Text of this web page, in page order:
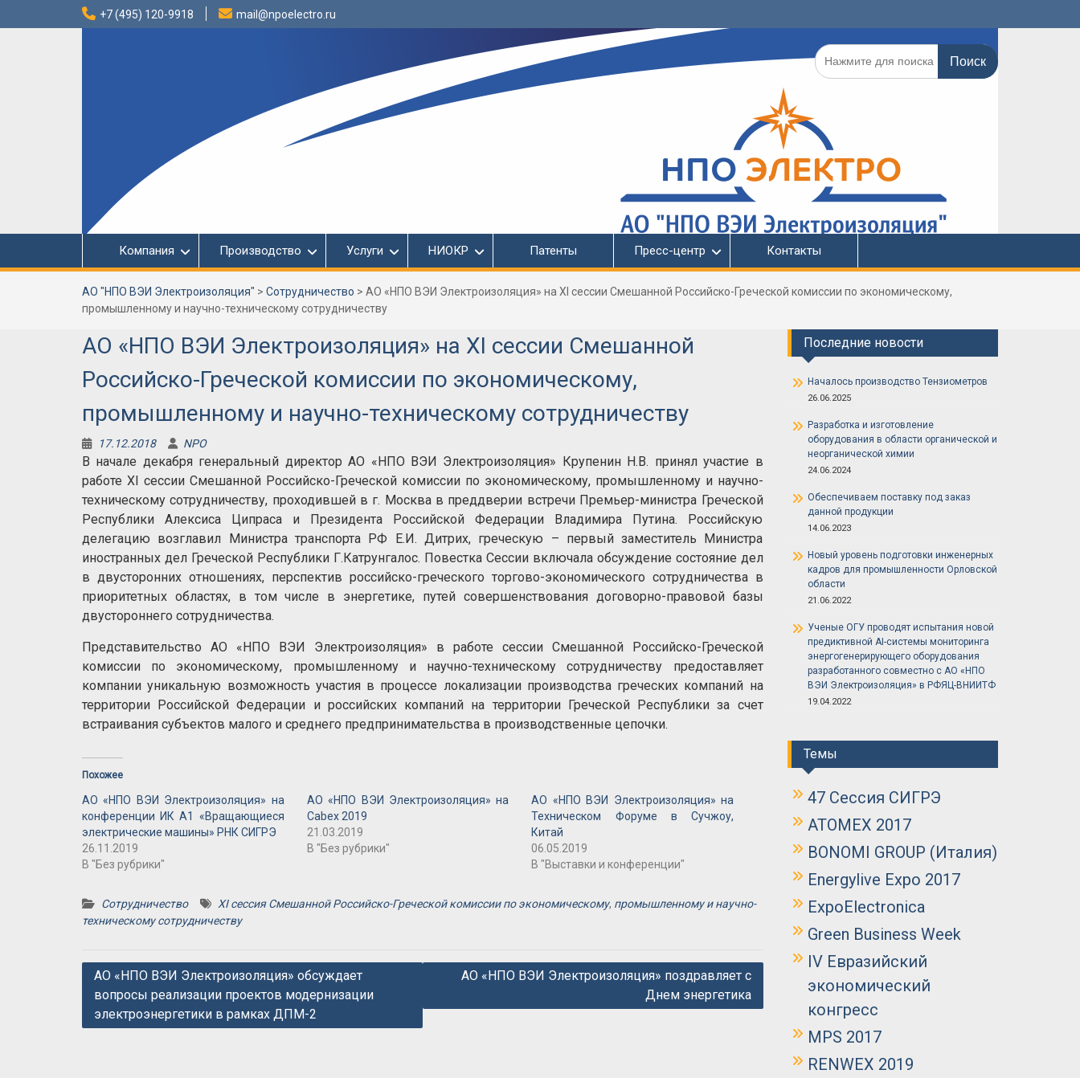
+7 (495) 120-9918 mail@npoelectro.ru
Поиск
по:
Компания Производство Услуги НИОКР Патенты Пресс-центр Контакты
АО "НПО ВЭИ Электроизоляция" > Сотрудничество > АО «НПО ВЭИ Электроизоляция» на XI сессии Смешанной Российско-Греческой комиссии по экономическому,
промышленному и научно-техническому сотрудничеству
АО «НПО ВЭИ Электроизоляция» на XI сессии Смешанной
Российско-Греческой комиссии по экономическому,
промышленному и научно-техническому сотрудничеству
17.12.2018 NPO
В начале декабря генеральный директор АО «НПО ВЭИ Электроизоляция» Крупенин Н.В. принял участие в
работе XI сессии Смешанной Российско-Греческой комиссии по экономическому, промышленному и научно-
техническому сотрудничеству, проходившей в г. Москва в преддверии встречи Премьер-министра Греческой
Республики Алексиса Ципраса и Президента Российской Федерации Владимира Путина. Российскую
делегацию возглавил Министра транспорта РФ Е.И. Дитрих, греческую – первый заместитель Министра
иностранных дел Греческой Республики Г.Катрунгалос. Повестка Сессии включала обсуждение состояние дел
в двусторонних отношениях, перспектив российско-греческого торгово-экономического сотрудничества в
приоритетных областях, в том числе в энергетике, путей совершенствования договорно-правовой базы
двустороннего сотрудничества.
Представительство АО «НПО ВЭИ Электроизоляция» в работе сессии Смешанной Российско-Греческой
комиссии по экономическому, промышленному и научно-техническому сотрудничеству предоставляет
компании уникальную возможность участия в процессе локализации производства греческих компаний на
территории Российской Федерации и российских компаний на территории Греческой Республики за счет
встраивания субъектов малого и среднего предпринимательства в производственные цепочки.
Похожее
АО «НПО ВЭИ Электроизоляция» на
конференции ИК А1 «Вращающиеся
электрические машины» РНК СИГРЭ
26.11.2019
В "Без рубрики"
АО «НПО ВЭИ Электроизоляция» на
Cabex 2019
21.03.2019
В "Без рубрики"
АО «НПО ВЭИ Электроизоляция» на
Техническом Форуме в Сучжоу,
Китай
06.05.2019
В "Выставки и конференции"
Сотрудничество XI сессия Смешанной Российско-Греческой комиссии по экономическому, промышленному и научно-
техническому сотрудничеству
Навигация
по
записям
АО «НПО ВЭИ Электроизоляция» обсуждает
вопросы реализации проектов модернизации
электроэнергетики в рамках ДПМ-2
АО «НПО ВЭИ Электроизоляция» поздравляет с
Днем энергетика
Последние новости
Началось производство Тензиометров
26.06.2025
Разработка и изготовление
оборудования в области органической и
неорганической химии
24.06.2024
Обеспечиваем поставку под заказ
данной продукции
14.06.2023
Новый уровень подготовки инженерных
кадров для промышленности Орловской
области
21.06.2022
Ученые ОГУ проводят испытания новой
предиктивной AI-системы мониторинга
энергогенерирующего оборудования
разработанного совместно с АО «НПО
ВЭИ Электроизоляция» в РФЯЦ-ВНИИТФ
19.04.2022
Темы
47 Сессия СИГРЭ
ATOMEX 2017
BONOMI GROUP (Италия)
Energylive Expo 2017
ExpoElectronica
Green Business Week
IV Евразийский
экономический
конгресс
MPS 2017
RENWEX 2019